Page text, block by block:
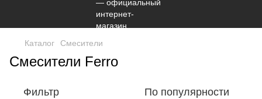
Каталог Смесители
Смесители Ferro
Фильтр По популярности